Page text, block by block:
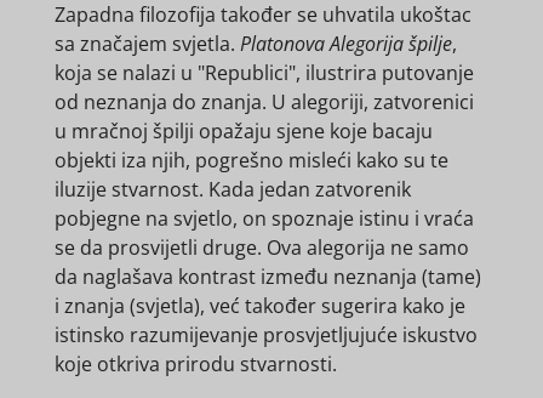
Zapadna filozofija također se uhvatila ukoštac
sa značajem svjetla. Platonova Alegorija špilje,
koja se nalazi u "Republici", ilustrira putovanje
od neznanja do znanja. U alegoriji, zatvorenici
u mračnoj špilji opažaju sjene koje bacaju
objekti iza njih, pogrešno misleći kako su te
iluzije stvarnost. Kada jedan zatvorenik
pobjegne na svjetlo, on spoznaje istinu i vraća
se da prosvijetli druge. Ova alegorija ne samo
da naglašava kontrast između neznanja (tame)
i znanja (svjetla), već također sugerira kako je
istinsko razumijevanje prosvjetljujuće iskustvo
koje otkriva prirodu stvarnosti.